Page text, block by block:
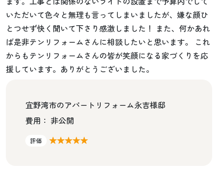
いただいて色々と無理も言ってしまいましたが、嫌な顔ひ
とつせず快く聞いて下さり感激しました！ また、何かあれ
ば是非テンリフォームさんに相談したいと思います。 これ
からもテンリフォームさんの皆が笑顔になる家づくりを応
援しています。ありがとうございました。
宜野湾市のアパートリフォーム永吉様邸
費用： 非公開
評価 ★★★★★